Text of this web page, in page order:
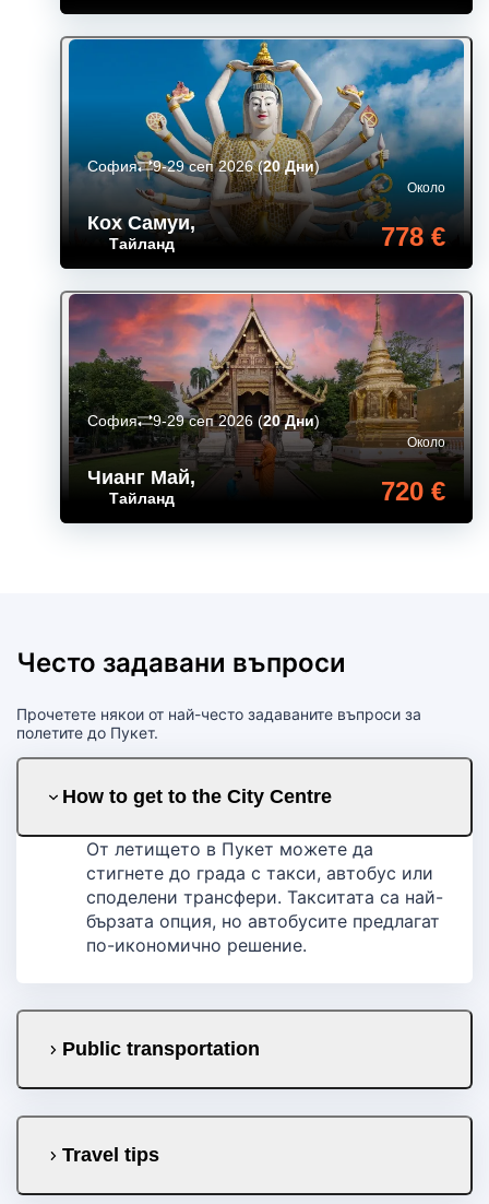
Кох Самуи,
Тайланд
Около
778 €
София 9-29 сеп 2026(20 Дни)
Чианг Май,
Тайланд
Около
720 €
София 9-29 сеп 2026 (20 Дни)
Често задавани въпроси
Прочетете някои от най-често задаваните въпроси за
полетите до Пукет.
How to get to the City Centre
От летището в Пукет можете да
стигнете до града с такси, автобус или
споделени трансфери. Такситата са най-
бързата опция, но автобусите предлагат
по-икономично решение.
Public transportation
Travel tips